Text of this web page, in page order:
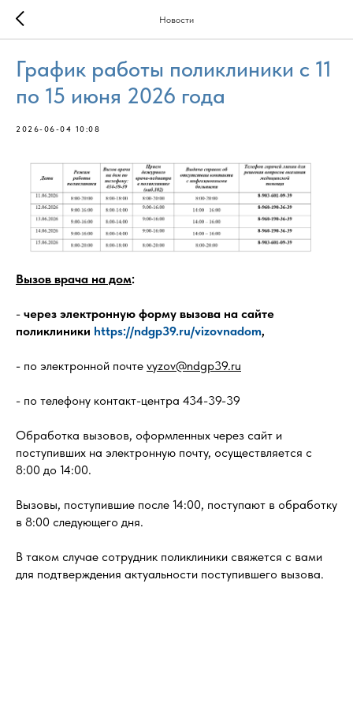
Новости
График работы поликлиники с 11
по 15 июня 2026 года
2026-06-04 10:08
Вызов врача на дом:
- через электронную форму вызова на сайте
поликлиники https://ndgp39.ru/vizovnadom,
- по электронной почте vyzov@ndgp39.ru
- по телефону контакт-центра 434-39-39
Обработка вызовов, оформленных через сайт и
поступивших на электронную почту, осуществляется с
8:00 до 14:00.
Вызовы, поступившие после 14:00, поступают в обработку
в 8:00 следующего дня.
В таком случае сотрудник поликлиники свяжется с вами
для подтверждения актуальности поступившего вызова.